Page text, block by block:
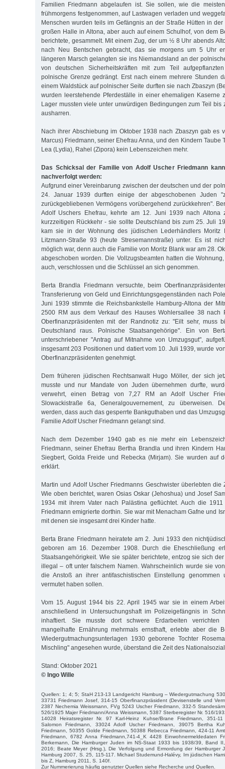
Familien Friedmann abgelaufen ist. Sie sollen, wie die
frühmorgens festgenommen, auf Lastwagen verladen und
Menschen wurden teils im Gefängnis an der Straße Hütten in
großen Halle in Altona, aber auch auf einem Schulhof, von dem
berichtete, gesammelt. Mit einem Zug, der um ½ 8 Uhr abends
nach Neu Bentschen gebracht, das sie morgens um 5 Uhr
längeren Marsch gelangten sie ins Niemandsland an der
von deutschen Sicherheitskräften mit zum Teil
polnische Grenze gedrängt. Erst nach einem mehrere Stunden
einem Waldstück auf polnischer Seite durften sie nach Zbaszyn
wurden leerstehende Pferdeställe in einer ehemaligen Kaserne
Lager mussten viele unter unwürdigen Bedingungen zum Teil bis
ausharren.
Nach ihrer Abschiebung im Oktober 1938 nach Zbaszyn gab es
Marcus) Friedmann, seiner Ehefrau Anna, und den Kindern Taube
Lea (Lydia), Rahel (Zipora) kein Lebenszeichen mehr.
Das Schicksal der Familie von Adolf Uscher Friedmann
nachverfolgt werden:
Aufgrund einer Vereinbarung zwischen der deutschen und der
24. Januar 1939 durften einige der abgeschobenen Juden
zurückgebliebenen Vermögens vorübergehend zurückkehren".
Adolf Uschers Ehefrau, kehrte am 12. Juni 1939 nach Altona
kurzzeitigen Rückkehr - sie sollte Deutschland bis zum 25. Juli
kam sie in der Wohnung des jüdischen Lederhändlers Moritz
Litzmann-Straße 93 (heute Stresemannstraße) unter. Es ist
möglich war, denn auch die Familie von Moritz Blank war am 28.
abgeschoben worden. Die Vollzugsbeamten hatten die
auch, verschlossen und die Schlüssel an sich genommen.
Berta Brandla Friedmann versuchte, beim
Transferierung von Geld und Einrichtungsgegenständen nach
Juni 1939 stimmte die Reichsbankstelle Hamburg-Altona der
2500 RM aus dem Verkauf des Hauses Wohlersallee 38 nach
Oberfinanzpräsidenten mit der Randnotiz zu: "Eilt sehr, muss
Deutschland raus. Polnische Staatsangehörige". Ein von
unterschriebener "Antrag auf Mitnahme von Umzugsgut",
insgesamt 203 Positionen und datiert vom 10. Juli 1939, wurde
Oberfinanzpräsidenten genehmigt.
Dem früheren jüdischen Rechtsanwalt Hugo Möller, der sich
musste und nur Mandate von Juden übernehmen durfte,
verwehrt, einen Betrag von 7,27 RM an Adolf Uscher
Slowackistraße 6a, Generalgouvernement, zu überweisen.
werden, dass auch das gesperrte Bankguthaben und das
Familie Adolf Uscher Friedmann gelangt sind.
Nach dem Dezember 1940 gab es nie mehr ein
Friedmann, seiner Ehefrau Bertha Brandla und ihren Kindern
Siegbert, Golda Freide und Rebecka (Mirjam). Sie wurden auf
erklärt.
Martin und Adolf Uscher Friedmanns Geschwister überlebten die
Wie oben berichtet, waren Osias Oskar (Jehoshua) und Josef
1934 mit ihrem Vater nach Palästina geflüchtet. Auch die
Friedmann emigrierte dorthin. Sie war mit Menacham Gafne und
mit denen sie insgesamt drei Kinder hatte.
Berta Brane Friedmann heiratete am 2. Juni 1933 den
geboren am 16. Dezember 1908. Durch die Eheschließung
Staatsangehörigkeit. Wie sie später berichtete, entzog sie sich
illegal – oft unter falschem Namen. Wahrscheinlich wurde sie
die Anstoß an ihrer antifaschistischen Einstellung
vermutet haben sollen.
Vom 15. August 1944 bis 22. April 1945 war sie in einem
anschließend in Untersuchungshaft im Polizeigefängnis in
inhaftiert. Sie musste dort schwere Erdarbeiten verrichten
mangelhafte Ernährung mehrmals ernsthaft, erlebte aber die
Wiedergutmachungsunterlagen 1930 geborene Tochter
Mischling" angesehen wurde, überstand die Zeit des
Stand: Oktober 2021
© Ingo Wille
Quellen: 1; 4; 5; StaH 213-13 Landgericht Hamburg – Wiedergutmachung
33731 Friedmann Josef, 314-15 Oberfinanzpräsident (Devisenstelle und
2387 Nechemia Weissmann, FVg 5243 Uscher Friedmann, 332-5
526/1925 Majer Friedmann/Anna Weissmann, 5387 Sterberegister Nr. 516/
14028 Heiratsregister Nr. 97 Karl-Heinz Kuhse/Brane Friedmann, 351-
Salomon Friedmann, 33024 Adolf Uscher Friedmann, 39075 Bertha
Friedmann, 50355 Golde Friedmann, 50388 Rebecca Friedmann, 424-11
Friedmann, 6782 Anna Friedmann,741-4_K 4428 Einwohnermeldedaten
Berkemann, Die Hamburger Juden im NS-Staat 1933 bis 1938/39, Band
2016; Beate Meyer (Hrsg.), Die Verfolgung und Ermordung der Hamburger
Hamburg 2007, S. 25, 115-117. Michael Studemund-Halévy, Im jüdischen
bis Z, Hamburg 2011, S. 140f.
Zur Nummerierung häufig genutzter Quellen siehe Recherche und Quellen.